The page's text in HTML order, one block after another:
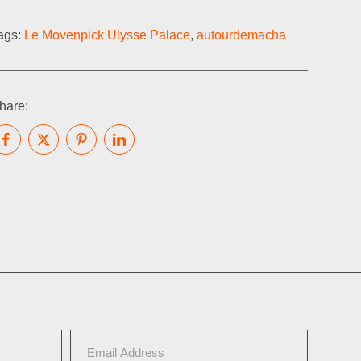
Le Movenpick Ulysse Palace,autourdemacha